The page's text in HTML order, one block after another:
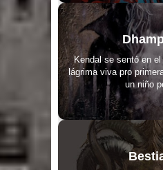
Kendal se sentó en
lágrima viva pro
un niño